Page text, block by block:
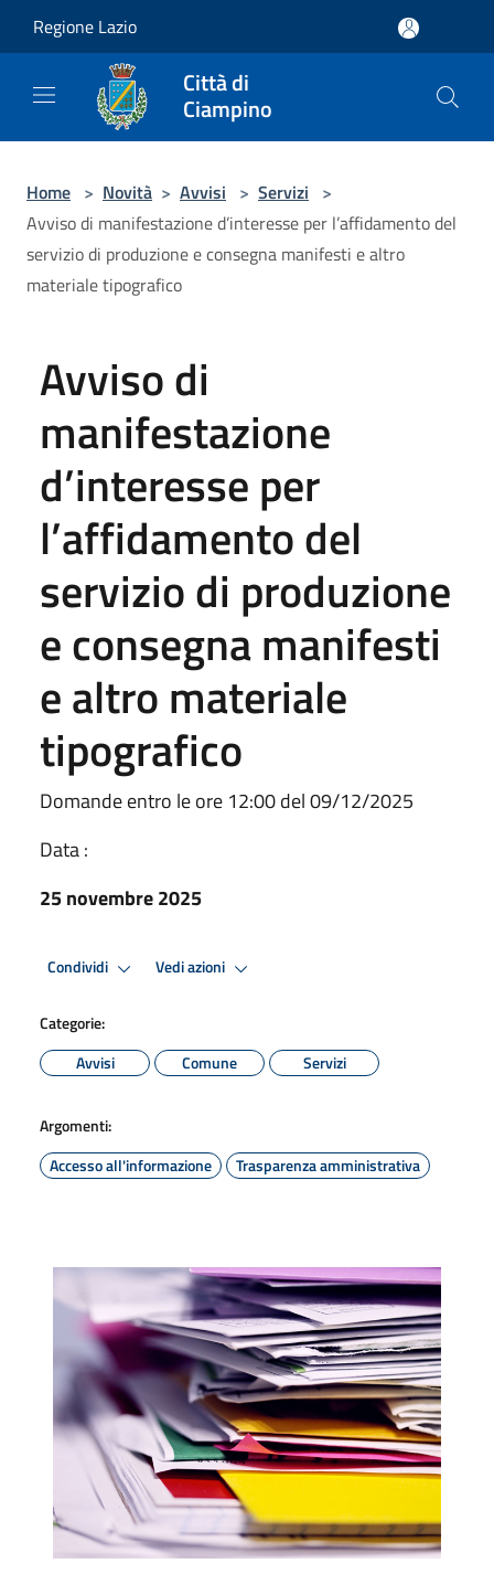
Regione Lazio
Città di
Ciampino
Home > Novità > Avvisi > Servizi >
Avviso di manifestazione d’interesse per l’affidamento del
servizio di produzione e consegna manifesti e altro
materiale tipografico
Avviso di
manifestazione
d’interesse per
l’affidamento del
servizio di produzione
e consegna manifesti
e altro materiale
tipografico
Domande entro le ore 12:00 del 09/12/2025
Data :
25 novembre 2025
Condividi Vedi azioni
Categorie:
Avvisi
Comune Servizi
Argomenti:
Accesso all'informazione
Trasparenza amministrativa